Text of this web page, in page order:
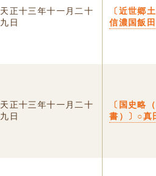
天正十三年十一月二十
九日
〔近世郷
信濃国飯田
天正十三年十一月二十
九日
〔国史略
書）〕○真